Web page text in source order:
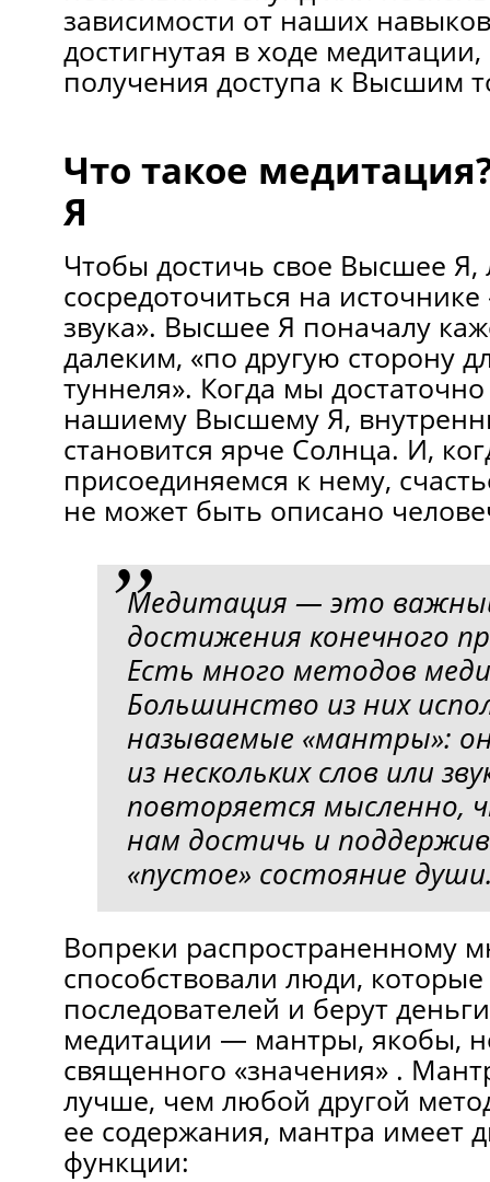
зависимости от наших
достигнутая в ходе
получения доступа к Высшим
Что такое
Я
Чтобы достичь свое Высшее Я,
сосредоточиться на
звука». Высшее Я поначалу
далеким, «по другую сторону
туннеля». Когда мы
нашиему Высшему Я,
становится ярче Солнца. И,
присоединяемся к нему,
не может быть описано
Медитация — это
достижения конечного
Есть много методов
Большинство из них
называемые «мантры»:
из нескольких слов или
повторяется мысленно,
нам достичь и
«пустое» состояние
Вопреки распространенному
способствовали люди,
последователей и берут
медитации — мантры, якобы,
священного «значения» .
лучше, чем любой другой
ее содержания, мантра имеет
функции: